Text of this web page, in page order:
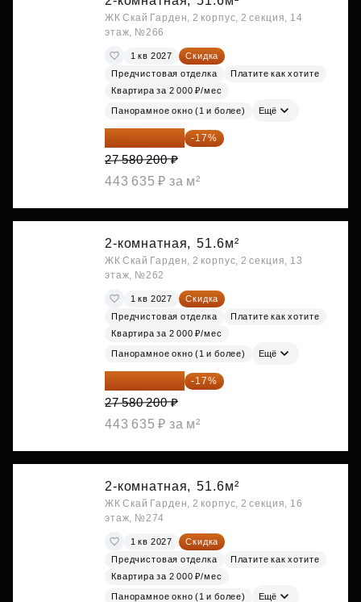
ЖК Скай Гарден, 2 корпус, 2 секция, 14
этаж, №266
1 кв 2027
Скидка
Предчистовая отделка
Платите как хотите
Квартира за 2 000 ₽/мес
Панорамное окно (1 и более) Ещё
22 891 566 ₽ -17%
27 580 200 ₽
443 635 ₽ за м²
2-комнатная, 51.6м²
ЖК Скай Гарден, 2 корпус, 2 секция, 13
этаж, №262
1 кв 2027
Скидка
Предчистовая отделка
Платите как хотите
Квартира за 2 000 ₽/мес
Панорамное окно (1 и более) Ещё
22 891 566 ₽ -17%
27 580 200 ₽
443 635 ₽ за м²
2-комнатная, 51.6м²
ЖК Скай Гарден, 2 корпус, 2 секция, 16
этаж, №274
1 кв 2027
Скидка
Предчистовая отделка
Платите как хотите
Квартира за 2 000 ₽/мес
Панорамное окно (1 и более) Ещё